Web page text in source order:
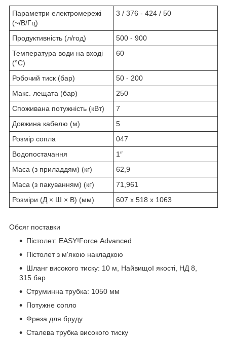
Параметри електромережі
(~/В/Гц)
3 / 376 - 424 / 50
Продуктивність (л/год)
500 - 900
Температура води на вході
(°C)
60
Робочий тиск (бар)
50 - 200
Макс. лещата (бар)
250
Споживана потужність (кВт)
7
Довжина кабелю (м)
5
Розмір сопла
047
Водопостачання
1″
Маса (з приладдям) (кг)
62,9
Маса (з пакуванням) (кг)
71,961
Розміри (Д × Ш × В) (мм)
607 x 518 x 1063
Обсяг поставки
Пістолет: EASY!Force Advanced
Пістолет з м'якою накладкою
Шланг високого тиску: 10 м, Найвищої якості, НД 8,
315 бар
Струминна трубка: 1050 мм
Потужне сопло
Фреза для бруду
Сталева трубка високого тиску